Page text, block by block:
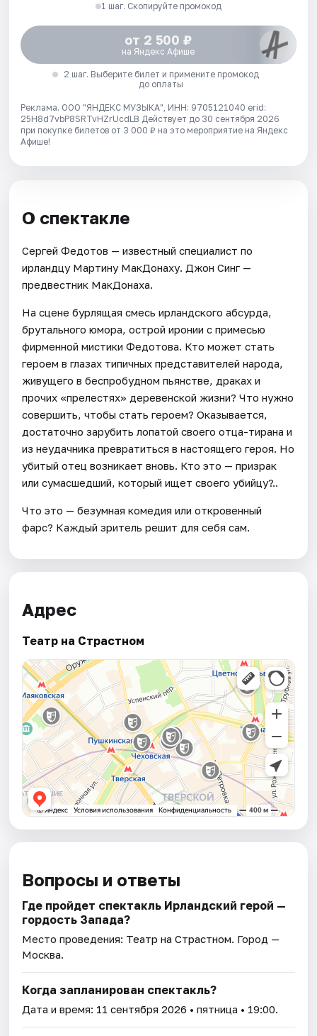
1 шаг. Скопируйте промокод
от 2 500 ₽
на Яндекс Афише
2 шаг. Выберите билет и примените промокод
до оплаты
Реклама. ООО "ЯНДЕКС МУЗЫКА", ИНН: 9705121040 erid:
25H8d7vbP8SRTvHZrUcdLB Действует до 30 сентября 2026
при покупке билетов от 3 000 ₽ на это мероприятие на Яндекс
Афише!
О спектакле
Сергей Федотов — известный специалист по
ирландцу Мартину МакДонаху. Джон Синг —
предвестник МакДонаха.
На сцене бурлящая смесь ирландского абсурда,
брутального юмора, острой иронии с примесью
фирменной мистики Федотова. Кто может стать
героем в глазах типичных представителей народа,
живущего в беспробудном пьянстве, драках и
прочих «прелестях» деревенской жизни? Что нужно
совершить, чтобы стать героем? Оказывается,
достаточно зарубить лопатой своего отца-тирана и
из неудачника превратиться в настоящего героя. Но
убитый отец возникает вновь. Кто это — призрак
или сумасшедший, который ищет своего убийцу?..
Что это — безумная комедия или откровенный
фарс? Каждый зритель решит для себя сам.
Адрес
Театр на Страстном
Вопросы и ответы
Где пройдет спектакль Ирландский герой —
гордость Запада?
Место проведения: Театр на Страстном. Город —
Москва.
Когда запланирован спектакль?
Дата и время: 11 сентября 2026 • пятница • 19:00.